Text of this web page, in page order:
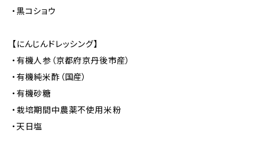
・黒コショウ
【にんじんドレッシング】
・有機人参（京都府京丹後市産）
・有機純米酢（国産）
・有機砂糖
・栽培期間中農薬不使用米粉
・天日塩